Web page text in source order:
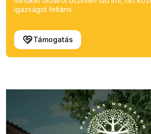
igazságot feltárni.
Támogatás